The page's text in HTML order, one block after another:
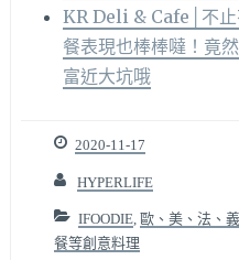
KR Deli & Cafe│不止
餐表現也棒棒噠！竟
富近大坑哦
2020-11-17
HYPERLIFE
IFOODIE,
歐、美、法、
餐等創意料理